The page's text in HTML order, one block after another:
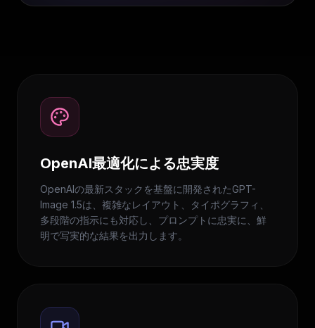
OpenAI最適化による忠実度
OpenAIの最新スタックを基盤に開発されたGPT-
Image 1.5は、複雑なレイアウト、タイポグラフィ、
多段階の指示にも対応し、プロンプトに忠実に、鮮
明で写実的な結果を出力します。